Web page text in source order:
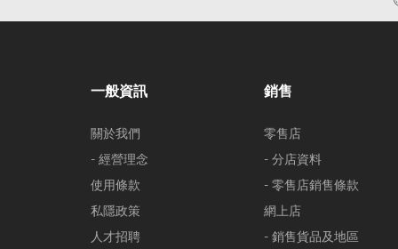
一般資訊
關於我們
- 經營理念
使用條款
私隱政策
人才招聘
銷售
零售店
- 分店資料
- 零售店銷售條款
網上店
- 銷售貨品及地區